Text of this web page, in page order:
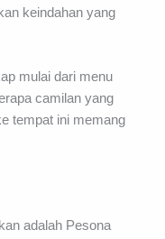
keindahan yang
mulai dari menu
camilan yang
tempat ini memang
adalah Pesona